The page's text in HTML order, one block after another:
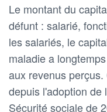
Le montant du
défunt : salarié,
les salariés, le
maladie a
aux revenus
depuis l'adoption de
Sécurité sociale de